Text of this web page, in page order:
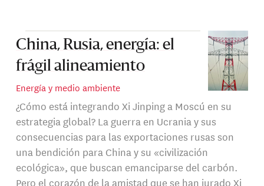
China, Rusia, energía: el
frágil alineamiento
Energía y medio ambiente
¿Cómo está integrando Xi Jinping a Moscú en su
estrategia global? La guerra en Ucrania y sus
consecuencias para las exportaciones rusas son
una bendición para China y su «civilización
ecológica», que buscan emanciparse del carbón.
Pero el corazón de la amistad que se han jurado Xi